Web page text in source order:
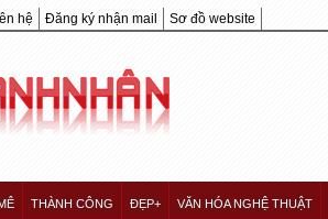
hệ Đăng ký nhận mail Sơ đồ website
THÀNH CÔNG ĐẸP+ VĂN HÓA NGHỆ THUẬT